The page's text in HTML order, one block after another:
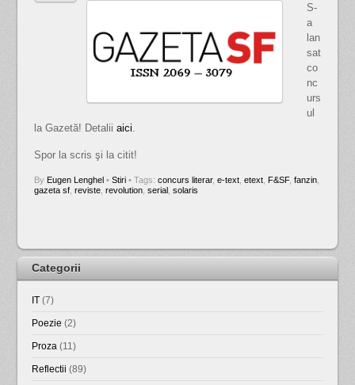
S-
a
lan
sat
co
nc
urs
ul
la Gazetă! Detalii aici
Spor la scris şi la citit!
By Eugen Lenghel• Stiri • Tags: concurs literar, e-text, etext, F&SF, fanzin,
gazeta sf, reviste, revolution, serial, solaris
Categorii
IT (7)
Poezie (2)
Proza (11)
Reflectii (89)